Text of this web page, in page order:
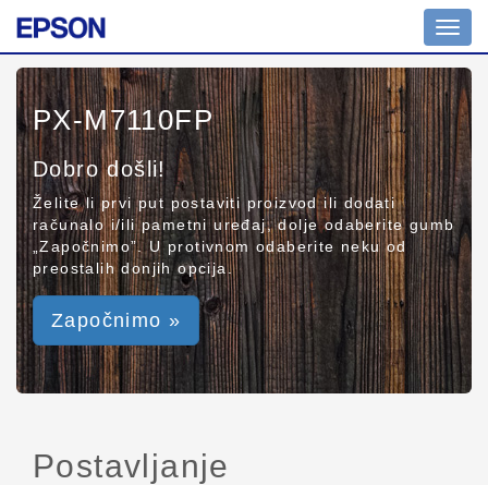
PX-M7110FP
Dobro došli!
Želite li prvi put postaviti proizvod ili dodati
računalo i/ili pametni uređaj, dolje odaberite gumb
„Započnimo”. U protivnom odaberite neku od
preostalih donjih opcija.
Započnimo »
Postavljanje